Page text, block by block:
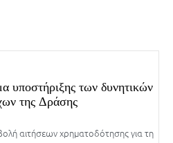
υποστήριξης των δυνητικών
της Δράσης
αιτήσεων χρηματοδότησης για τη